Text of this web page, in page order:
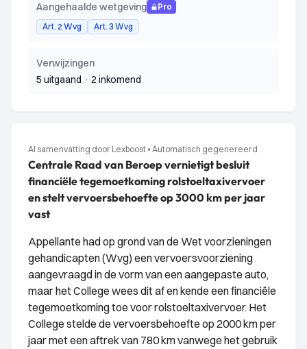
Aangehaalde wetgeving
Pro
Art. 2 Wvg
Art. 3 Wvg
Verwijzingen
5 uitgaand · 2 inkomend
AI samenvatting door Lexboost • Automatisch gegenereerd
Centrale Raad van Beroep vernietigt besluit
financiële tegemoetkoming rolstoeltaxivervoer
en stelt vervoersbehoefte op 3000 km per jaar
vast
Appellante had op grond van de Wet voorzieningen
gehandicapten (Wvg) een vervoersvoorziening
aangevraagd in de vorm van een aangepaste auto,
maar het College wees dit af en kende een financiële
tegemoetkoming toe voor rolstoeltaxivervoer. Het
College stelde de vervoersbehoefte op 2000 km per
jaar met een aftrek van 780 km vanwege het gebruik